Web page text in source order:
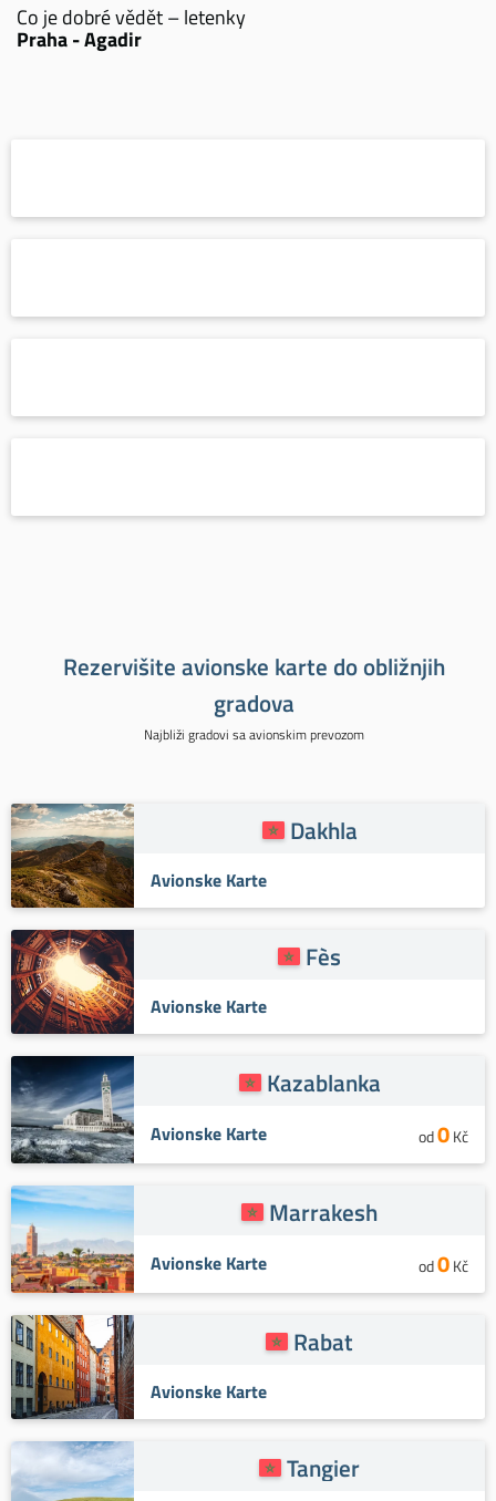
Co je dobré vědět – letenky
Praha - Agadir
Rezervišite avionske karte do obližnjih
gradova
Najbliži gradovi sa avionskim prevozom
Dakhla
Avionske Karte
Fès
Avionske Karte
Kazablanka
Avionske Karte od0Kč
Marrakesh
Avionske Karte od0Kč
Rabat
Avionske Karte
Tangier